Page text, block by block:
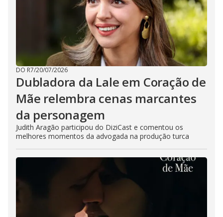
DO R7/20/07/2026
Dubladora da Lale em Coração de
Mãe relembra cenas marcantes
da personagem
Judith Aragão participou do DiziCast e comentou os
melhores momentos da advogada na produção turca